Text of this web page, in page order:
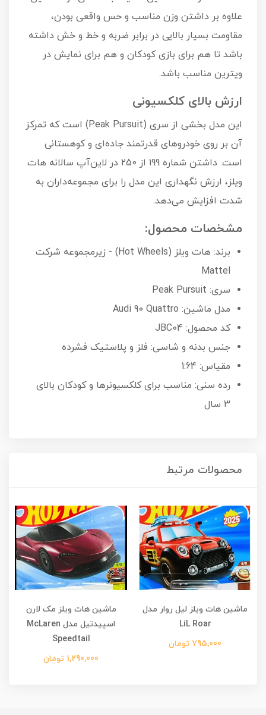
علاوه بر داشتن وزن مناسب و حس واقعی بودن،
مقاومت بسیار بالایی در برابر ضربه و خط و خش داشته
باشد تا هم برای بازی کودکان و هم برای نمایش در
ویترین مناسب باشد.
ارزش بالای کلکسیونی
این مدل بخشی از سری (Peak Pursuit) است که تمرکز
آن بر روی خودروهای قدرتمند جاده‌ای و کوهستانی
است. داشتن شماره 199 از 250 در لاین‌آپ سالانه هات
ویلز، ارزش نگهداری این مدل را برای مجموعه‌داران به
شدت افزایش می‌دهد.
مشخصات محصول:
برند: هات ویلز (Hot Wheels) - زیرمجموعه شرکت
Mattel
سری: Peak Pursuit
مدل ماشین: Audi 90 Quattro
کد محصول: JBC04
جنس بدنه و شاسی: فلز و پلاستیک فشرده
مقیاس: 1:64
رده سنی: مناسب برای کلکسیونرها و کودکان بالای
۳ سال
محصولات مرتبط
ماشین هات ویلز لیل روار مدل
LiL Roar
795,000 تومان
ماشین هات ویلز مک لارن
اسپیدتیل مدل ‌McLaren
Speedtail
1,290,000 تومان